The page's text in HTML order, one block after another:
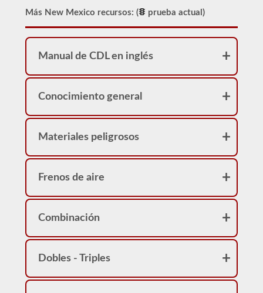
Más New Mexico recursos: ( prueba actual)
Manual de CDL en inglés
Conocimiento general
Materiales peligrosos
Frenos de aire
Combinación
Dobles - Triples